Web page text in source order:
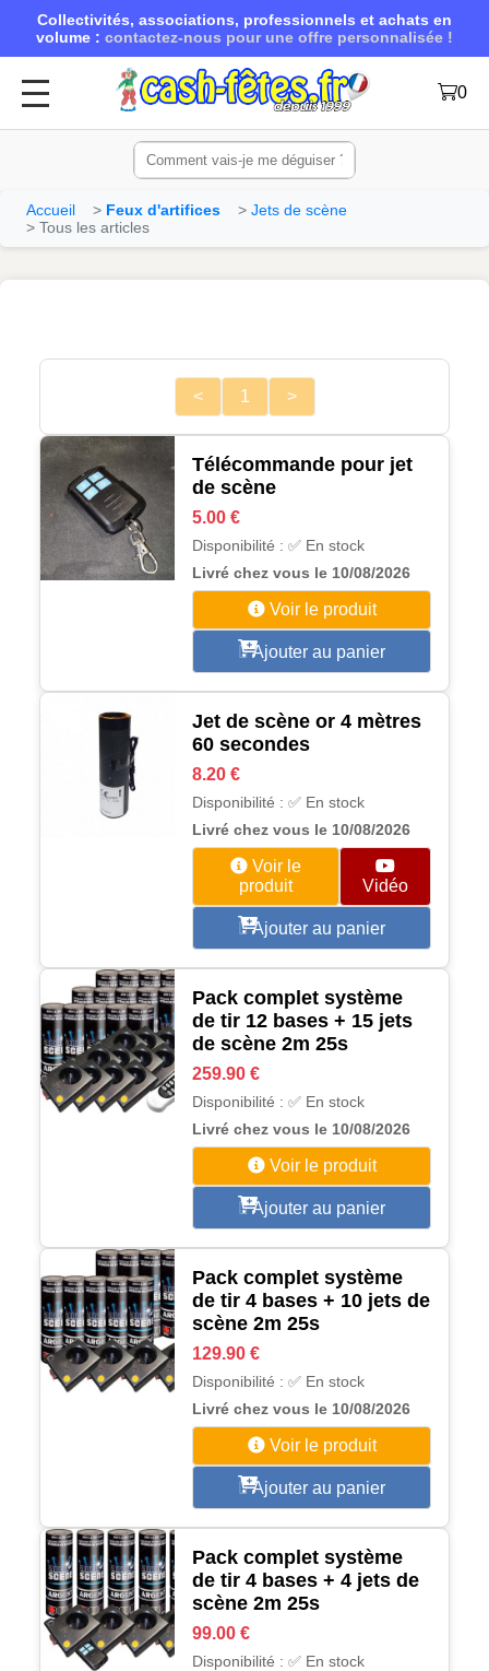
Collectivités, associations, professionnels et achats en
volume : contactez-nous pour une offre personnalisée !
0
Accueil Feux d'artifices
Jets de scène
Tous les articles
< 1 >
Télécommande pour jet
de scène
5.00 €
Disponibilité : ✅ En stock
Livré chez vous le 10/08/2026
Voir le produit
Ajouter au panier
Jet de scène or 4 mètres
60 secondes
8.20 €
Disponibilité : ✅ En stock
Livré chez vous le 10/08/2026
Voir le
produit
Vidéo
Ajouter au panier
Pack complet système
de tir 12 bases + 15 jets
de scène 2m 25s
259.90 €
Disponibilité : ✅ En stock
Livré chez vous le 10/08/2026
Voir le produit
Ajouter au panier
Pack complet système
de tir 4 bases + 10 jets de
scène 2m 25s
129.90 €
Disponibilité : ✅ En stock
Livré chez vous le 10/08/2026
Voir le produit
Ajouter au panier
Pack complet système
de tir 4 bases + 4 jets de
scène 2m 25s
99.00 €
Disponibilité : ✅ En stock